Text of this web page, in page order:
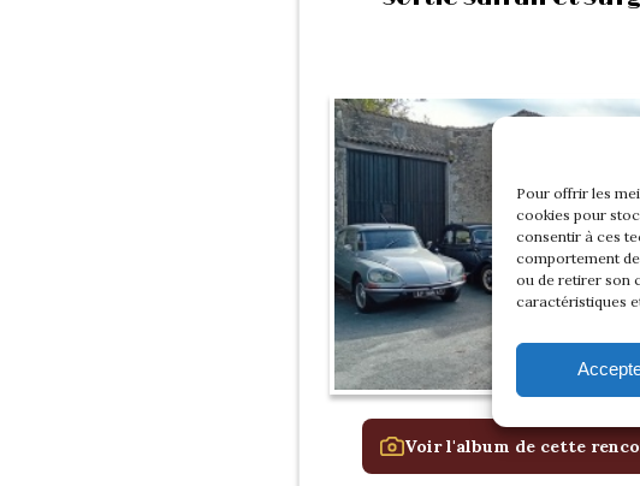
Pour offrir les
cookies pour
consentir à ces
comportement
ou de retirer son
caractéristiques
Voir l'album de cette